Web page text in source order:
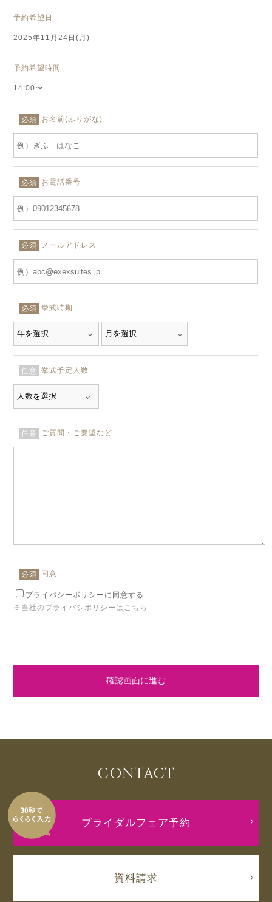
予約希望日
2025年11月24日(月)
予約希望時間
14:00〜
必須 お名前(ふりがな)
必須 お電話番号
必須 メールアドレス
必須 挙式時期
任意 挙式予定人数
任意 ご質問・ご要望など
必須 同意
プライバシーポリシーに同意する
※当社のプライバシポリシーはこちら
確認画面に進む
CONTACT
ブライダルフェア予約
資料請求